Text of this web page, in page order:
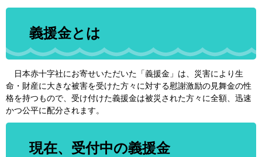
義援金とは
日本赤十字社にお寄せいただいた「義援金」は、災害により生
命・財産に大きな被害を受けた方々に対する慰謝激励の見舞金の性
格を持つもので、受け付けた義援金は被災された方々に全額、迅速
かつ公平に配分されます。
現在、受付中の義援金